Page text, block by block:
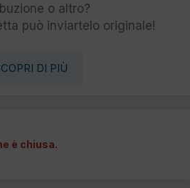
o altro?
può inviartelo originale!
DI PIÙ
è chiusa.